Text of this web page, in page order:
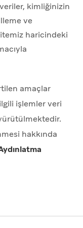
kimliğinizin
ve
haricindeki
amaçlar
işlemler veri
hakkında